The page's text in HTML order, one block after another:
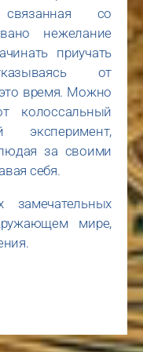
со
нежелание
приучать
от
время. Можно
колоссальный
за своими
себя.
мире,